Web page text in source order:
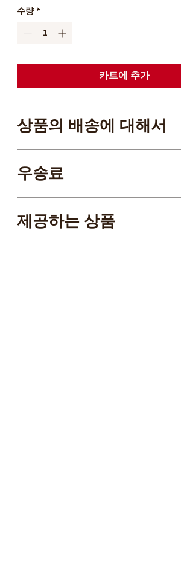
수량 *
카트에 추가
상품의 배송에 대해서
우송료
홋카이도 낙도는 일률 2,500엔
제공하는 상품